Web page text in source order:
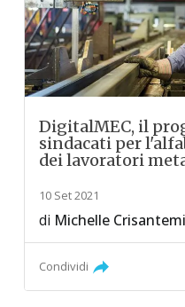
DigitalMEC, il
sindacati per
dei lavoratori
10 Set 2021
di Michelle Crisantemi
Condividi